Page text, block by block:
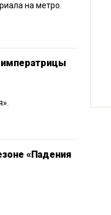
на метро.
«Падения